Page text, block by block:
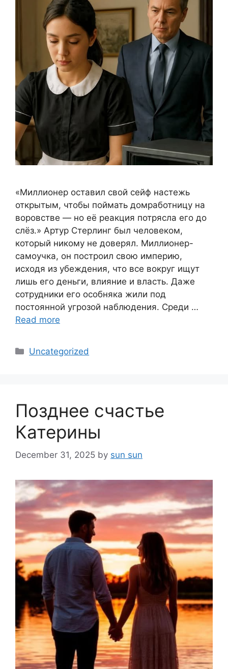
«Миллионер оставил свой сейф настежь
открытым, чтобы поймать домработницу на
воровстве — но её реакция потрясла его до
слёз.» Артур Стерлинг был человеком,
который никому не доверял. Миллионер-
самоучка, он построил свою империю,
исходя из убеждения, что все вокруг ищут
лишь его деньги, влияние и власть. Даже
сотрудники его особняка жили под
постоянной угрозой наблюдения. Среди …
Read more
Categories
Uncategorized
Позднее счастье
Катерины
December 31, 2025 by sun sun